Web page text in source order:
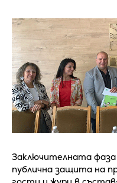
Заключителната фаза
публична защита на